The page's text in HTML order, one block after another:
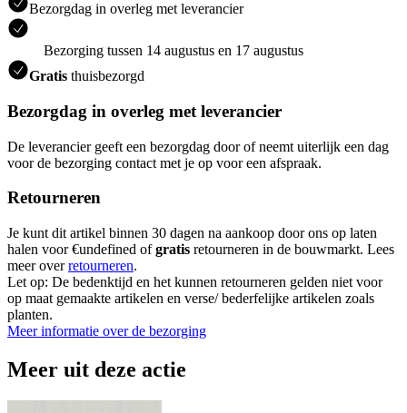
Bezorgdag in overleg met leverancier
Bezorging tussen 14 augustus en 17 augustus
Gratis thuisbezorgd
Bezorgdag in overleg met leverancier
De leverancier geeft een bezorgdag door of neemt uiterlijk een dag
voor de bezorging contact met je op voor een afspraak.
Retourneren
Je kunt dit artikel binnen 30 dagen na aankoop door ons op laten
halen voor €undefined ofgratis retourneren in de bouwmarkt. Lees
meer overretourneren.
Let op: De bedenktijd en het kunnen retourneren gelden niet voor
op maat gemaakte artikelen en verse/ bederfelijke artikelen zoals
planten.
Meer informatie over de bezorging
Meer uit deze actie